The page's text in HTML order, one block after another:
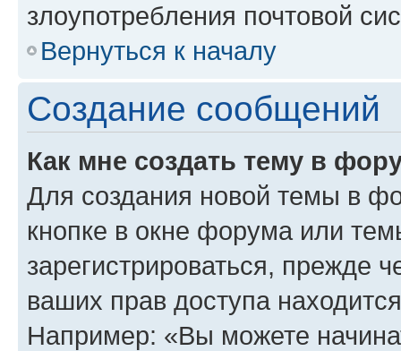
злоупотребления почтовой
Вернуться к началу
Создание сообщений
Как мне создать тему в
Для создания новой темы в
кнопке в окне форума или
зарегистрироваться, прежде
ваших прав доступа
Например: «Вы можете